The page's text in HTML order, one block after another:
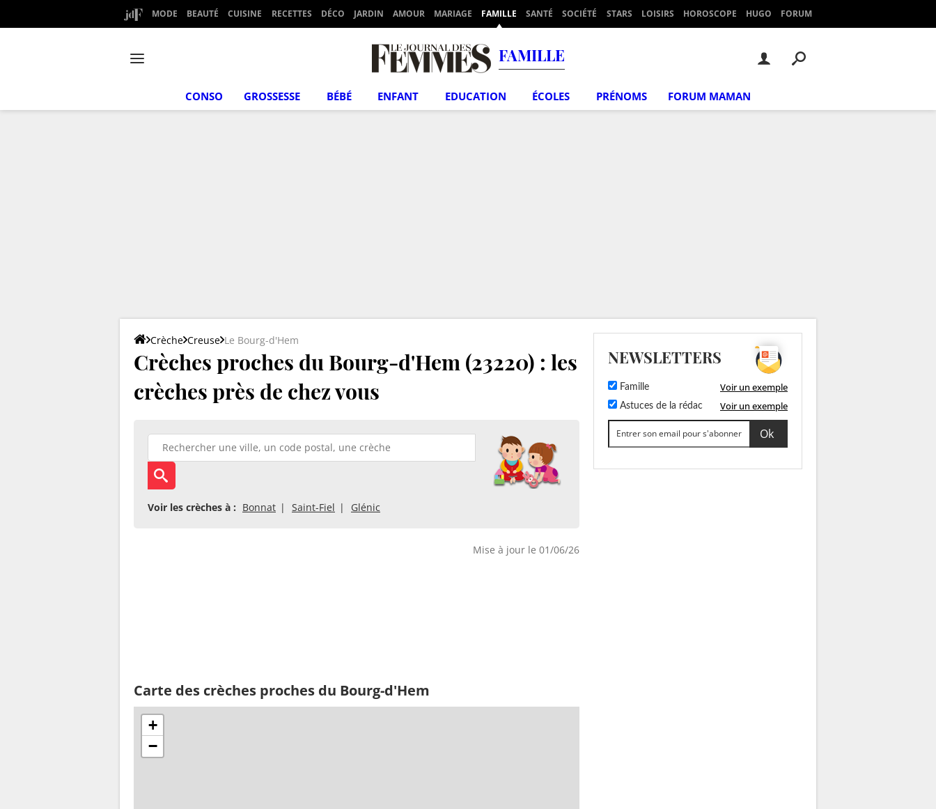
MODE BEAUTÉ CUISINE RECETTES DÉCO JARDIN AMOUR MARIAGE FAMILLE SANTÉ SOCIÉTÉ STARS LOISIRS HOROSCOPE HUGO FORUM
FAMILLE
CONSO GROSSESSE BÉBÉ ENFANT EDUCATION ÉCOLES PRÉNOMS FORUM MAMAN
Crèche Creuse Le Bourg-d'Hem
Crèches proches du Bourg-d'Hem (23220) : les
crèches près de chez vous
Voir les crèches à : Bonnat Saint-Fiel Glénic
Mise à jour le 01/06/26
Carte des crèches proches du Bourg-d'Hem
+
−
NEWSLETTERS
Famille Voir un exemple
Astuces de la rédac Voir un exemple